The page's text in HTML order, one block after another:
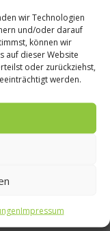
wir Technologien
und/oder darauf
können wir
auf dieser Website
oder zurückziehst,
werden.
Impressum
2019